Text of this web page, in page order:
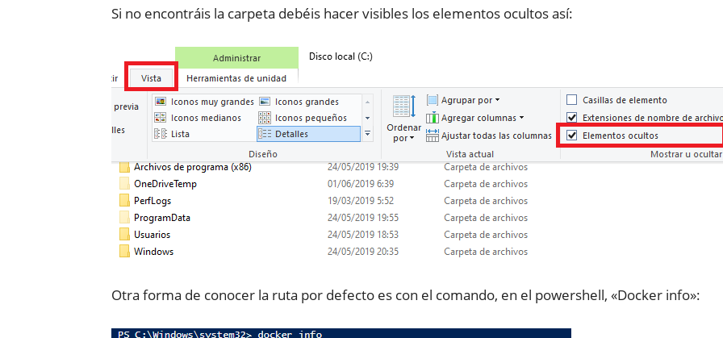
Si no encontráis la carpeta debéis hacer visibles los elementos ocultos así:
Otra forma de conocer la ruta por defecto es con el comando, en el powershell, «Docker info»: